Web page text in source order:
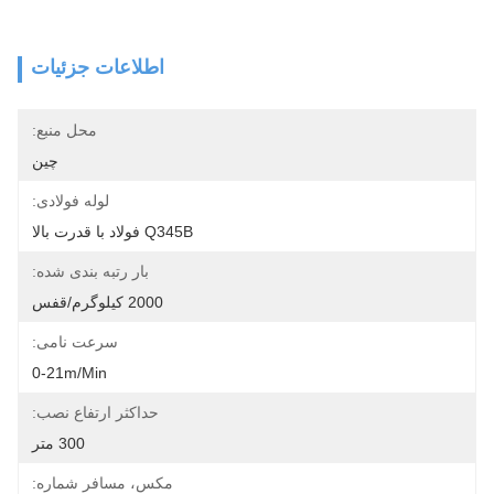
اطلاعات جزئیات
محل منبع:
چین
لوله فولادی:
Q345B فولاد با قدرت بالا
بار رتبه بندی شده:
2000 کیلوگرم/قفس
سرعت نامی:
0-21m/min
حداکثر ارتفاع نصب:
300 متر
مکس، مسافر شماره: